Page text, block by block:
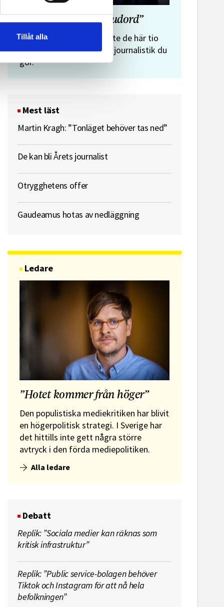
Tillåt alla
”Journalistens tio budord”
Malin Crona:
Följer du inte de här tio
budorden? Då är det inte journalistik du
gör.
Mest läst
Martin Kragh: ”Tonläget behöver tas ned”
De kan bli Årets journalist
Otrygghetens offer
Gaudeamus hotas av nedläggning
Ledare
”Hotet kommer från höger”
Den populistiska mediekritiken har blivit
en högerpolitisk strategi. I Sverige har
det hittills inte gett några större
avtryck i den förda mediepolitiken.
Alla ledare
Debatt
Replik: ”Sociala medier kan räknas som
kritisk infrastruktur”
Replik: ”Public service-bolagen behöver
Tiktok och Instagram för att nå hela
befolkningen”